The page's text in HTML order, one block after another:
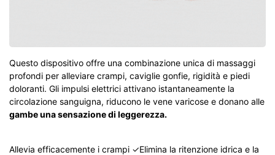
Questo dispositivo offre una combinazione unica di massaggi
profondi per alleviare crampi, caviglie gonfie, rigidità e piedi
doloranti. Gli impulsi elettrici attivano istantaneamente la
circolazione sanguigna, riducono le vene varicose e donano alle
gambe una sensazione di leggerezza.
Allevia efficacemente i crampi ✓Elimina la ritenzione idrica e la